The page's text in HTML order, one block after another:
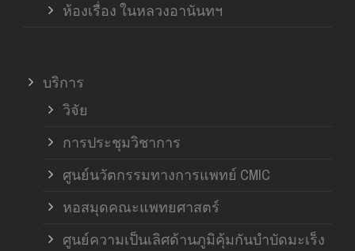
ห้องเรื่อง ในหลวงอานันทฯ
บริการ
วิจัย
การประชุมวิชาการ
ศูนย์นวัตกรรมทางการแพทย์ CMIC
หอสมุดคณะแพทยศาสตร์
ศูนย์ความเป็นเลิศด้านภูมิคุ้มกันบำบัดมะเร็ง